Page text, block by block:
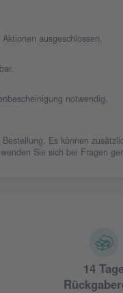
ausgeschlossen.
notwendig.
Es können
Sie sich bei Fragen
14